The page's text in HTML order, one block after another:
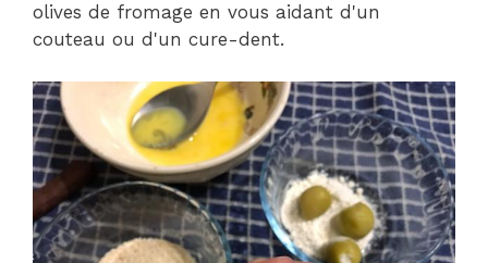
olives de fromage en vous aidant d'un
couteau ou d'un cure-dent.